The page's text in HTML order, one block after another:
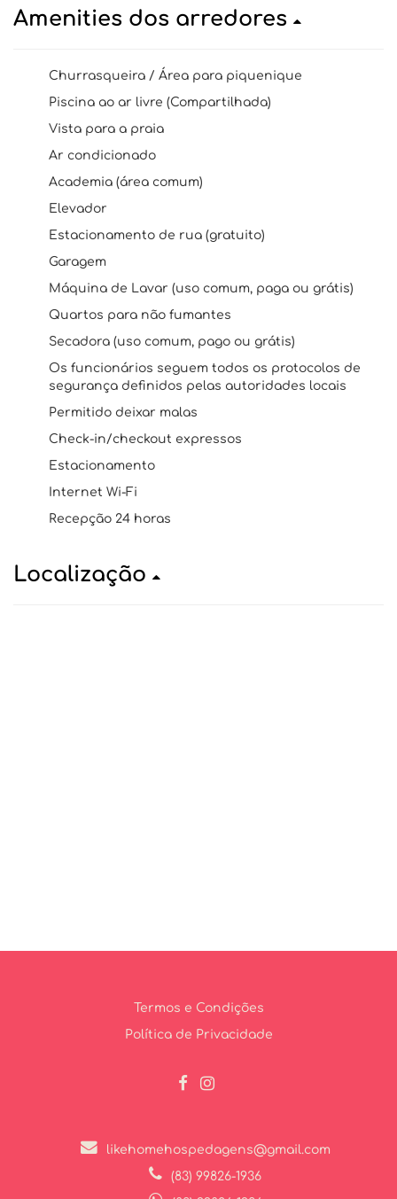
Amenities dos arredores
Churrasqueira / Área para piquenique
Piscina ao ar livre (Compartilhada)
Vista para a praia
Ar condicionado
Academia (área comum)
Elevador
Estacionamento de rua (gratuito)
Garagem
Máquina de Lavar (uso comum, paga ou grátis)
Quartos para não fumantes
Secadora (uso comum, pago ou grátis)
Os funcionários seguem todos os protocolos de
segurança definidos pelas autoridades locais
Permitido deixar malas
Check-in/checkout expressos
Estacionamento
Internet Wi-Fi
Recepção 24 horas
Localização
Termos e Condições
Política de Privacidade
likehomehospedagens@gmail.com
(83) 99826-1936